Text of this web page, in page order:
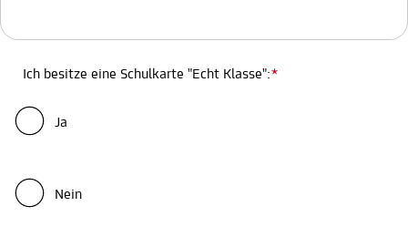
Ich besitze eine Schulkarte "Echt Klasse":*
Ja
Nein